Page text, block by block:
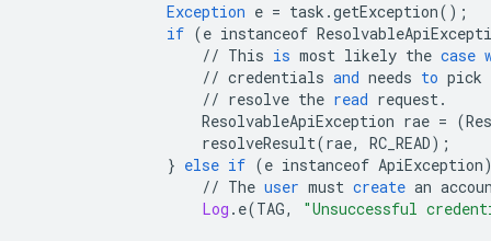
Exception e = task .getException();
if (e instanceof
// This is most likely the case
// credentials and needs to pick
// resolve the read request.
ResolvableApiException rae = (
resolveResult(rae, RC_READ);
} else if (e instanceof ApiException
// The user must create an
Log . e(TAG, "Unsuccessful